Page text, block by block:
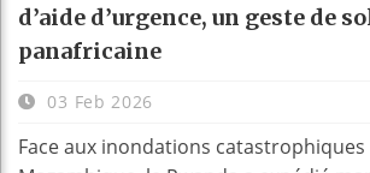
d’aide d’urgence, un geste de
panafricaine
03 Feb 2026
Face aux inondations